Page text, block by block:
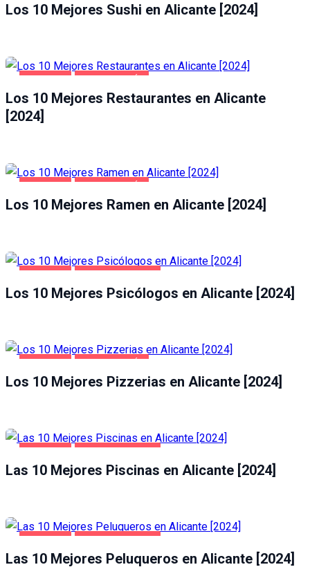
Los 10 Mejores Sushi en Alicante [2024]
Los 10 Mejores Restaurantes en Alicante
[2024]
Los 10 Mejores Ramen en Alicante [2024]
Los 10 Mejores Psicólogos en Alicante [2024]
Los 10 Mejores Pizzerias en Alicante [2024]
Las 10 Mejores Piscinas en Alicante [2024]
Las 10 Mejores Peluqueros en Alicante [2024]